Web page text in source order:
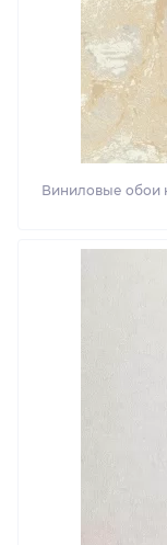
Виниловые обои